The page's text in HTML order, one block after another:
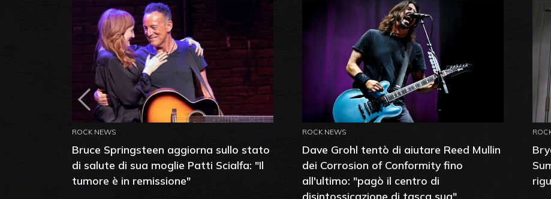
ROCK NEWS
Bruce Springsteen aggiorna sullo stato
di salute di sua moglie Patti Scialfa: "Il
tumore è in remissione"
ROCK NEWS
Dave Grohl tentò di aiutare Reed Mullin
dei Corrosion of Conformity fino
all'ultimo: "pagò il centro di
disintossicazione di tasca sua"